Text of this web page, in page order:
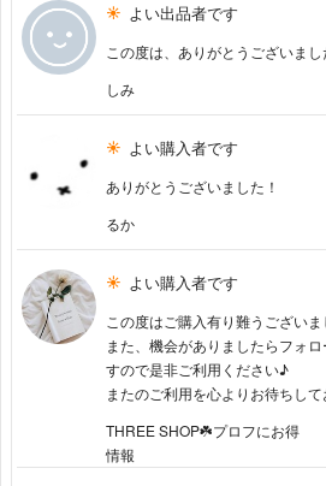
よい出品者です
この度は、ありがとうございまし
しみ
よい購入者です
ありがとうございました！
るか
よい購入者です
この度はご購入有り難うござい
また、機会がありましたらフォ
すので是非ご利用ください♪
またのご利用を心よりお待ちし
THREE SHOP☘️プロフにお得
情報